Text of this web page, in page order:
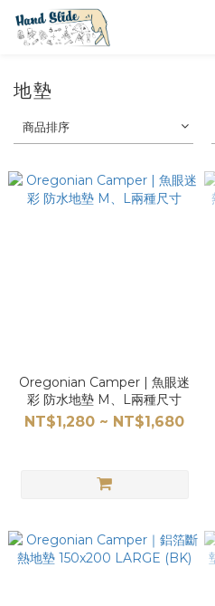
地墊
商品排序
Oregonian Camper | 魚眼迷
彩 防水地墊 M、L兩種尺寸
NT$1,280 ~ NT$1,680